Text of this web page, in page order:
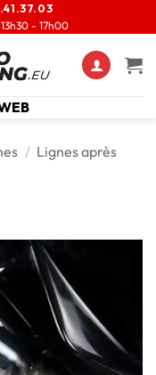
- 17h00
/ Lignes après